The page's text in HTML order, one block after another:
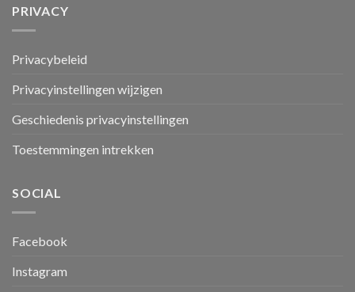
PRIVACY
Privacybeleid
Privacyinstellingen wijzigen
Geschiedenis privacyinstellingen
Toestemmingen intrekken
SOCIAL
Facebook
Instagram